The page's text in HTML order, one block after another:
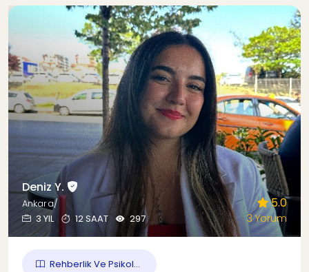
Deniz Y.
Ankara/
3 YIL
12 SAAT 297
5.0
3 Yorum
Rehberlik Ve Psikol...